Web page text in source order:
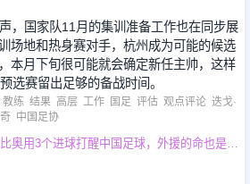
，国家队11月的集训准备工作也在同步展
场地和热身赛对手，杭州成为可能的候选
本月下旬很可能就会确定新任主帅，这样
选赛留出足够的备战时间。
教练 结果 高层 工作 国足 评估 观点评论 迭戈·
中国足协
帽子戏法封神！法比奥用3个进球打醒中国足球，外援的命也是命，但国安的魂必须是中国造！